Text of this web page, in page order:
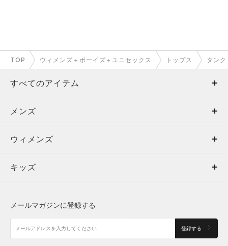
TOP ウィメンズ＋ボーイズ＋ユニセックス トップス タン
すべてのアイテム
メンズ
ウィメンズ
キッズ
アクセサリー
メンズ
トップス
ボトムス
アクセサリー
ウィメンズ
トップス
シューズ
キッズ
メールマガジンに登録する
登録する